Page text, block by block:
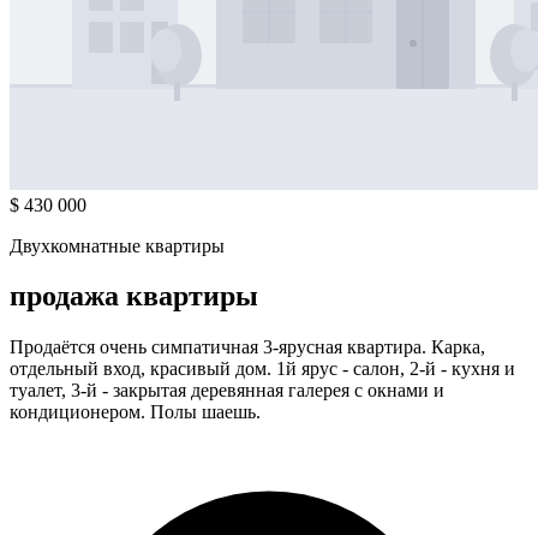
$ 430 000
Двухкомнатные квартиры
продажа квартиры
Продаётся очень симпатичная 3-ярусная квартира. Карка,
отдельный вход, красивый дом. 1й ярус - салон, 2-й - кухня и
туалет, 3-й - закрытая деревянная галерея с окнами и
кондиционером. Полы шаешь.